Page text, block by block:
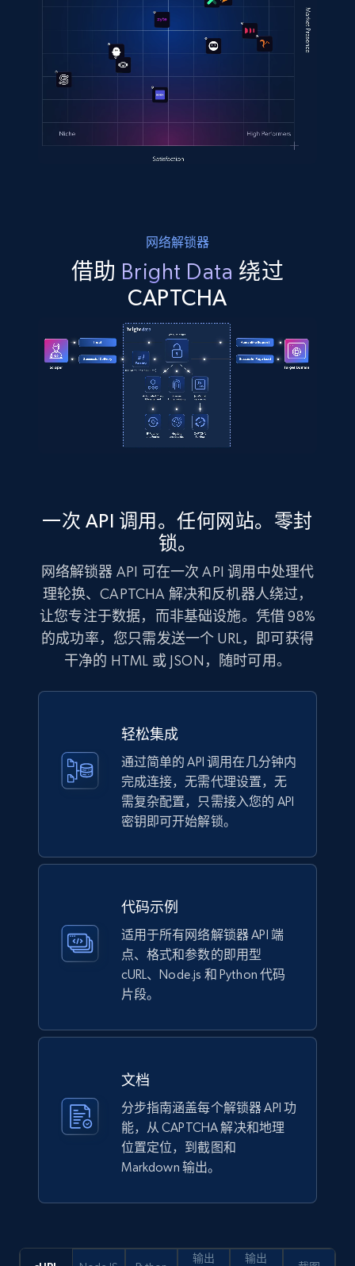
网络解锁器
借助 Bright Data 绕过
CAPTCHA
一次 API 调用。任何网站。零封
锁。
网络解锁器 API 可在一次 API 调用中处理代
理轮换、CAPTCHA 解决和反机器人绕过，
让您专注于数据，而非基础设施。凭借 98%
的成功率，您只需发送一个 URL，即可获得
干净的 HTML 或 JSON，随时可用。
轻松集成
通过简单的 API 调用在几分钟内
完成连接，无需代理设置，无
需复杂配置，只需接入您的 API
密钥即可开始解锁。
代码示例
适用于所有网络解锁器 API 端
点、格式和参数的即用型
cURL、Node.js 和 Python 代码
片段。
文档
分步指南涵盖每个解锁器 API 功
能，从 CAPTCHA 解决和地理
位置定位，到截图和
Markdown 输出。
输出 输出